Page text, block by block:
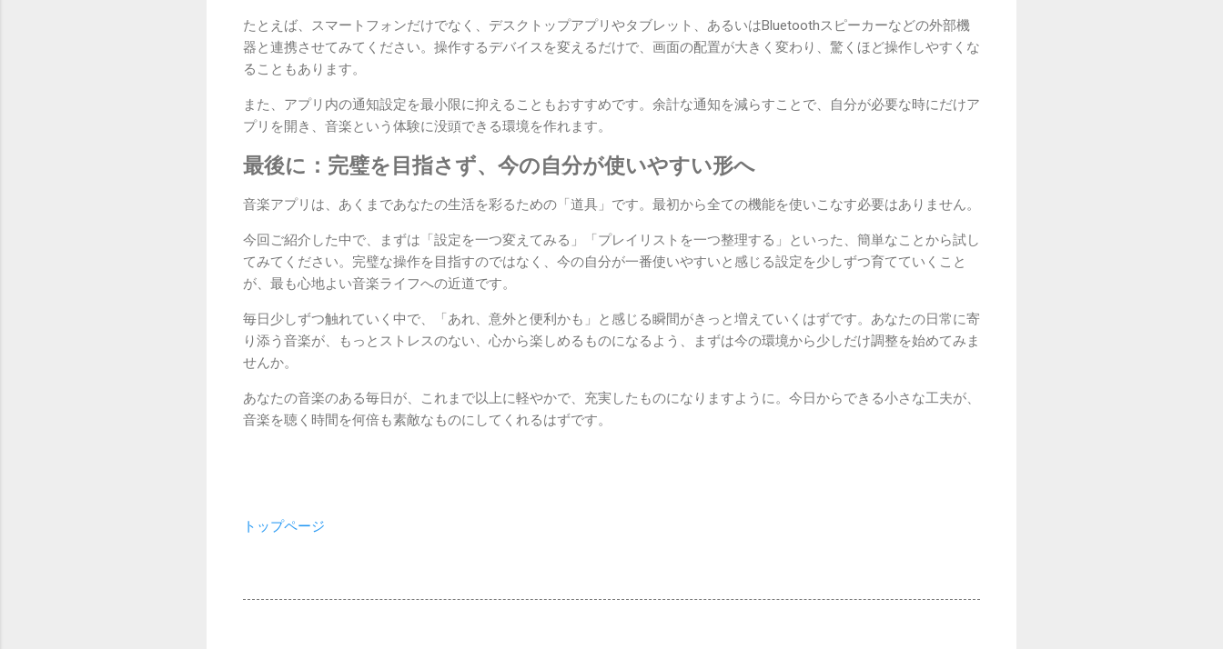
たとえば、スマートフォンだけでなく、デスクトップアプリやタブレット、あるいはBluetoothスピーカーなどの外部機
器と連携させてみてください。操作するデバイスを変えるだけで、画面の配置が大きく変わり、驚くほど操作しやすくな
ることもあります。
また、アプリ内の通知設定を最小限に抑えることもおすすめです。余計な通知を減らすことで、自分が必要な時にだけア
プリを開き、音楽という体験に没頭できる環境を作れます。
最後に：完璧を目指さず、今の自分が使いやすい形へ
音楽アプリは、あくまであなたの生活を彩るための「道具」です。最初から全ての機能を使いこなす必要はありません。
今回ご紹介した中で、まずは「設定を一つ変えてみる」「プレイリストを一つ整理する」といった、簡単なことから試し
てみてください。完璧な操作を目指すのではなく、今の自分が一番使いやすいと感じる設定を少しずつ育てていくこと
が、最も心地よい音楽ライフへの近道です。
毎日少しずつ触れていく中で、「あれ、意外と便利かも」と感じる瞬間がきっと増えていくはずです。あなたの日常に寄
り添う音楽が、もっとストレスのない、心から楽しめるものになるよう、まずは今の環境から少しだけ調整を始めてみま
せんか。
あなたの音楽のある毎日が、これまで以上に軽やかで、充実したものになりますように。今日からできる小さな工夫が、
音楽を聴く時間を何倍も素敵なものにしてくれるはずです。
トップページ